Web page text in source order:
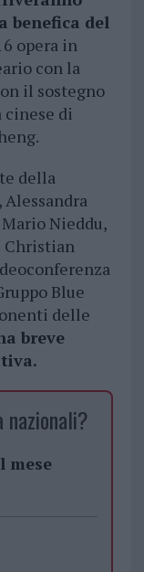
benefica del
opera in
con la
il sostegno
di
della
Alessandra
Nieddu,
Christian
Blue
delle
breve
mese